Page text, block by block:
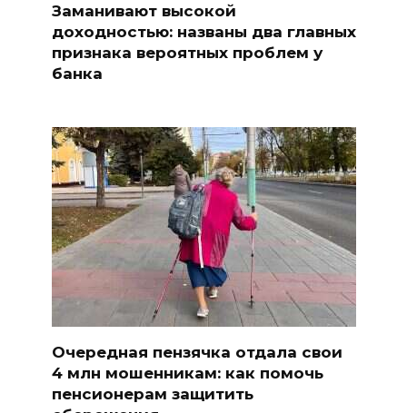
Заманивают высокой
доходностью: названы два главных
признака вероятных проблем у
банка
Очередная пензячка отдала свои
4 млн мошенникам: как помочь
пенсионерам защитить